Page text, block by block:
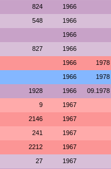
824 1966
548 1966
1966
827 1966
1966 1978
1966 1978
1928 1966 09.1978
9 1967
2146 1967
241 1967
2212 1967
27 1967